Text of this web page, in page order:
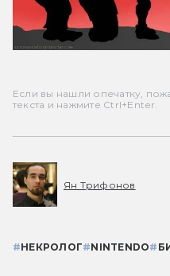
Если вы нашли опечатку,
текста и нажмите Ctrl+Enter.
Ян Трифонов
#НЕКРОЛОГ#NINTENDO#